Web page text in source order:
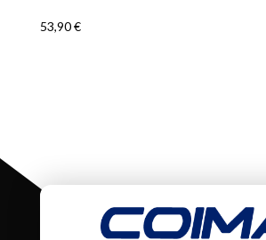
53,90€